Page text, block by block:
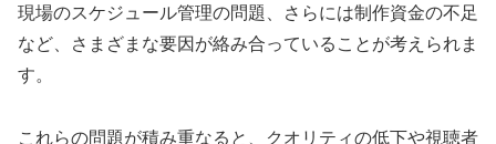
現場のスケジュール管理の問題、さらには制作資金の不足
など、さまざまな要因が絡み合っていることが考えられま
す。
これらの問題が積み重なると、クオリティの低下や視聴者